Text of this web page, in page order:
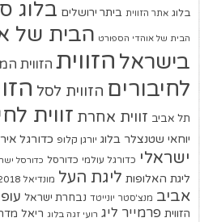
בלוג אתר הזווית ביתר ירושלים בלוג
הבית של אוהדי הספורט הבית של
בישראל הזווית הזווית
לחיבורים הזווית לסל
תל אביב זווית אחרת זווית
יוחאי שטנצלר בלוג יורגן קלופ כדורגל
ישראלי כדורגל עולמי כדורסל כדורסל
ליגת האלופות ליגת העל מונדיאל 2018
אביב מנצ'סטר יונייטד נבחרת ישראל
הזווית פרמייר ליג רועי זגה בלוג ריאל